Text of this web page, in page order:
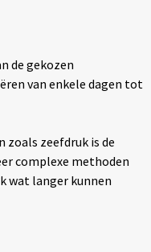
de gekozen
van enkele dagen tot
zeefdruk is de
complexe methoden
wat langer kunnen